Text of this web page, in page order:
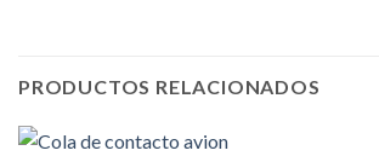
PRODUCTOS RELACIONADOS